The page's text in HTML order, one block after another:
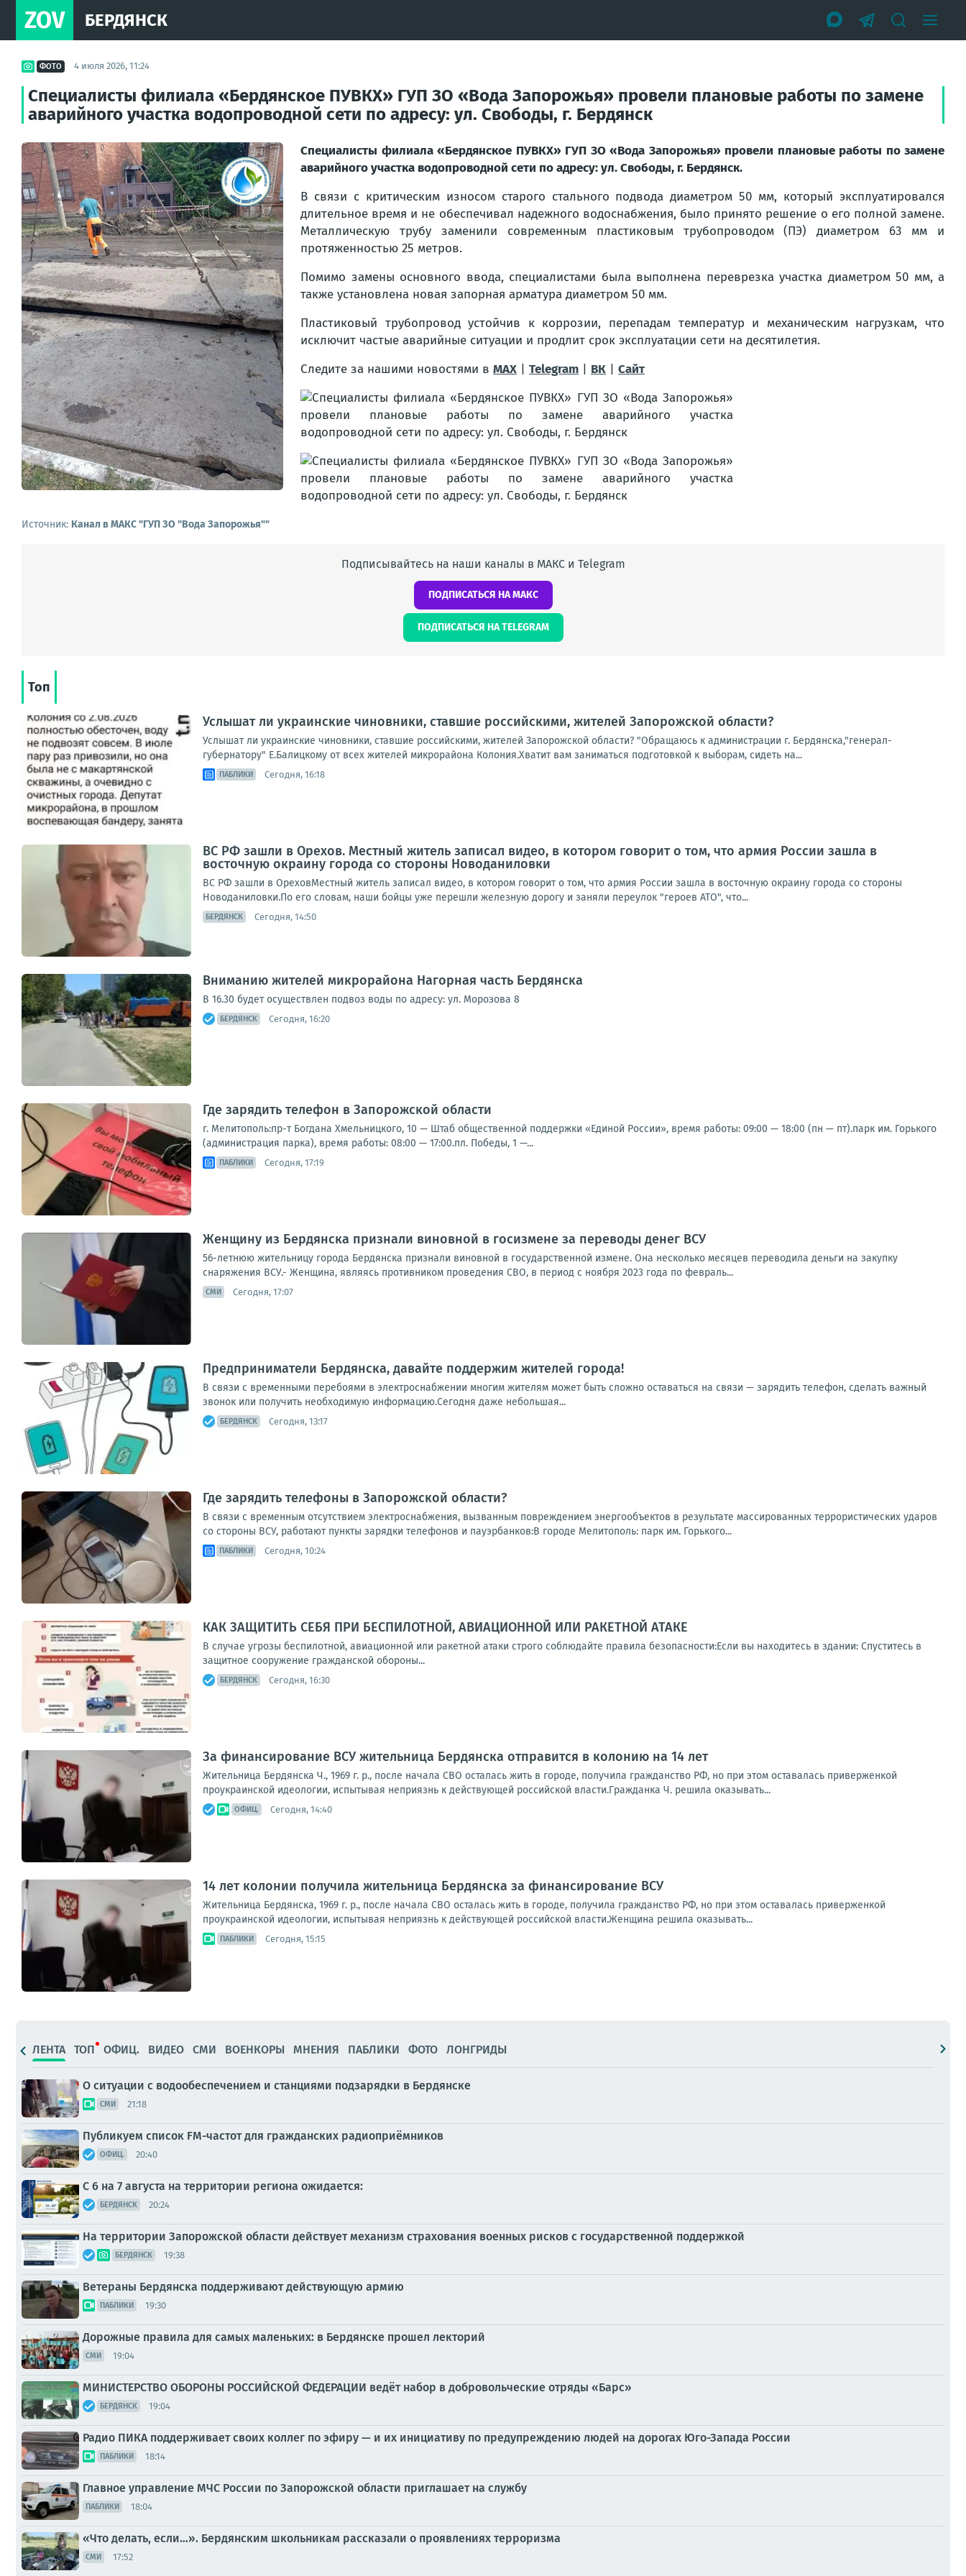
ZOV БЕРДЯНСК
ФОТО 4 июля 2026, 11:24
Специалисты филиала «Бердянское ПУВКХ» ГУП ЗО «Вода Запорожья» провели плановые работы по замене
аварийного участка водопроводной сети по адресу: ул. Свободы, г. Бердянск
Специалисты филиала «Бердянское ПУВКХ» ГУП ЗО «Вода Запорожья» провели плановые работы по замене
аварийного участка водопроводной сети по адресу: ул. Свободы, г. Бердянск.
В связи с критическим износом старого стального подвода диаметром 50 мм, который эксплуатировался
длительное время и не обеспечивал надежного водоснабжения, было принято решение о его полной замене.
Металлическую трубу заменили современным пластиковым трубопроводом (ПЭ) диаметром 63 мм и
протяженностью 25 метров.
Помимо замены основного ввода, специалистами была выполнена переврезка участка диаметром 50 мм, а
также установлена новая запорная арматура диаметром 50 мм.
Пластиковый трубопровод устойчив к коррозии, перепадам температур и механическим нагрузкам, что
исключит частые аварийные ситуации и продлит срок эксплуатации сети на десятилетия.
Следите за нашими новостями в MAX Telegram ВК Сайт
Источник: Канал в МАКС "ГУП ЗО "Вода Запорожья""
Подписывайтесь на наши каналы в МАКС и Telegram
ПОДПИСАТЬСЯ НА МАКС
ПОДПИСАТЬСЯ НА TELEGRAM
Топ
Услышат ли украинские чиновники, ставшие российскими, жителей Запорожской области?
Услышат ли украинские чиновники, ставшие российскими, жителей Запорожской области? "Обращаюсь к администрации г. Бердянска,"генерал-
губернатору" Е.Балицкому от всех жителей микрорайона Колония.Хватит вам заниматься подготовкой к выборам, сидеть на...
ПАБЛИКИ Сегодня, 16:18
ВС РФ зашли в Орехов. Местный житель записал видео, в котором говорит о том, что армия России зашла в
восточную окраину города со стороны Новоданиловки
ВС РФ зашли в ОреховМестный житель записал видео, в котором говорит о том, что армия России зашла в восточную окраину города со стороны
Новоданиловки.По его словам, наши бойцы уже перешли железную дорогу и заняли переулок "героев АТО", что...
БЕРДЯНСК Сегодня, 14:50
Вниманию жителей микрорайона Нагорная часть Бердянска
В 16.30 будет осуществлен подвоз воды по адресу: ул. Морозова 8
БЕРДЯНСК Сегодня, 16:20
Где зарядить телефон в Запорожской области
г. Мелитополь:пр-т Богдана Хмельницкого, 10 — Штаб общественной поддержки «Единой России», время работы: 09:00 — 18:00 (пн — пт).парк им. Горького
(администрация парка), время работы: 08:00 — 17:00.пл. Победы, 1 —...
ПАБЛИКИ Сегодня, 17:19
Женщину из Бердянска признали виновной в госизмене за переводы денег ВСУ
56-летнюю жительницу города Бердянска признали виновной в государственной измене. Она несколько месяцев переводила деньги на закупку
снаряжения ВСУ.- Женщина, являясь противником проведения СВО, в период с ноября 2023 года по февраль...
СМИ Сегодня, 17:07
Предприниматели Бердянска, давайте поддержим жителей города!
В связи с временными перебоями в электроснабжении многим жителям может быть сложно оставаться на связи — зарядить телефон, сделать важный
звонок или получить необходимую информацию.Сегодня даже небольшая...
БЕРДЯНСК Сегодня, 13:17
Где зарядить телефоны в Запорожской области?
В связи с временным отсутствием электроснабжения, вызванным повреждением энергообъектов в результате массированных террористических ударов
со стороны ВСУ, работают пункты зарядки телефонов и пауэрбанков:В городе Мелитополь: парк им. Горького...
ПАБЛИКИ Сегодня, 10:24
КАК ЗАЩИТИТЬ СЕБЯ ПРИ БЕСПИЛОТНОЙ, АВИАЦИОННОЙ ИЛИ РАКЕТНОЙ АТАКЕ
В случае угрозы беспилотной, авиационной или ракетной атаки строго соблюдайте правила безопасности:Если вы находитесь в здании: Спуститесь в
защитное сооружение гражданской обороны...
БЕРДЯНСК Сегодня, 16:30
За финансирование ВСУ жительница Бердянска отправится в колонию на 14 лет
Жительница Бердянска Ч., 1969 г. р., после начала СВО осталась жить в городе, получила гражданство РФ, но при этом оставалась приверженкой
проукраинской идеологии, испытывая неприязнь к действующей российской власти.Гражданка Ч. решила оказывать...
ОФИЦ. Сегодня, 14:40
14 лет колонии получила жительница Бердянска за финансирование ВСУ
Жительница Бердянска, 1969 г. р., после начала СВО осталась жить в городе, получила гражданство РФ, но при этом оставалась приверженкой
проукраинской идеологии, испытывая неприязнь к действующей российской власти.Женщина решила оказывать...
ПАБЛИКИ Сегодня, 15:15
ЛЕНТА ТОП ОФИЦ. ВИДЕО СМИ ВОЕНКОРЫ МНЕНИЯ ПАБЛИКИ ФОТО ЛОНГРИДЫ
О ситуации с водообеспечением и станциями подзарядки в Бердянске
СМИ 21:18
Публикуем список FM-частот для гражданских радиоприёмников
ОФИЦ. 20:40
С 6 на 7 августа на территории региона ожидается:
БЕРДЯНСК 20:24
На территории Запорожской области действует механизм страхования военных рисков с государственной поддержкой
БЕРДЯНСК 19:38
Ветераны Бердянска поддерживают действующую армию
ПАБЛИКИ 19:30
Дорожные правила для самых маленьких: в Бердянске прошел лекторий
СМИ 19:04
МИНИСТЕРСТВО ОБОРОНЫ РОССИЙСКОЙ ФЕДЕРАЦИИ ведёт набор в добровольческие отряды «Барс»
БЕРДЯНСК 19:04
Радио ПИКА поддерживает своих коллег по эфиру — и их инициативу по предупреждению людей на дорогах Юго-Запада России
ПАБЛИКИ 18:14
Главное управление МЧС России по Запорожской области приглашает на службу
ПАБЛИКИ 18:04
«Что делать, если…». Бердянским школьникам рассказали о проявлениях терроризма
СМИ 17:52